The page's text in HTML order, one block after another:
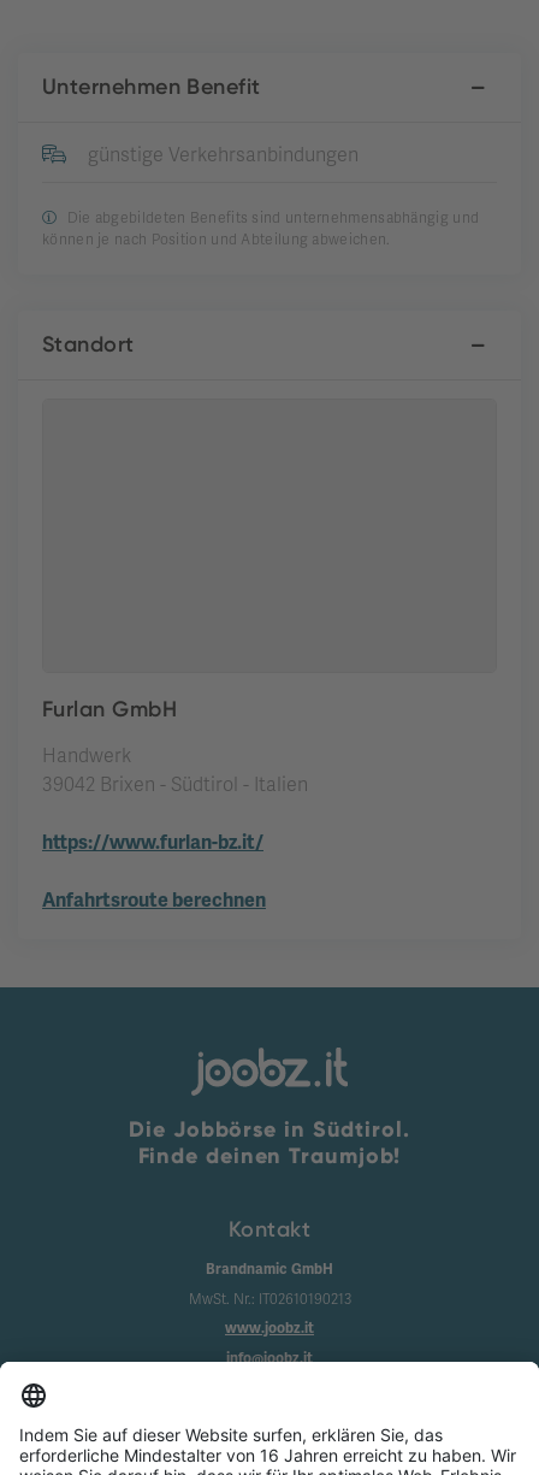
Unternehmen Benefit
günstige Verkehrsanbindungen
Die abgebildeten Benefits sind unternehmensabhängig und
können je nach Position und Abteilung abweichen.
Standort
Furlan GmbH
Handwerk
39042 Brixen - Südtirol - Italien
https://www.furlan-bz.it/
Anfahrtsroute berechnen
Die Jobbörse in Südtirol.
Finde deinen Traumjob!
Kontakt
Brandnamic GmbH
MwSt. Nr.: IT02610190213
www.joobz.it
info@joobz.it
Impressum